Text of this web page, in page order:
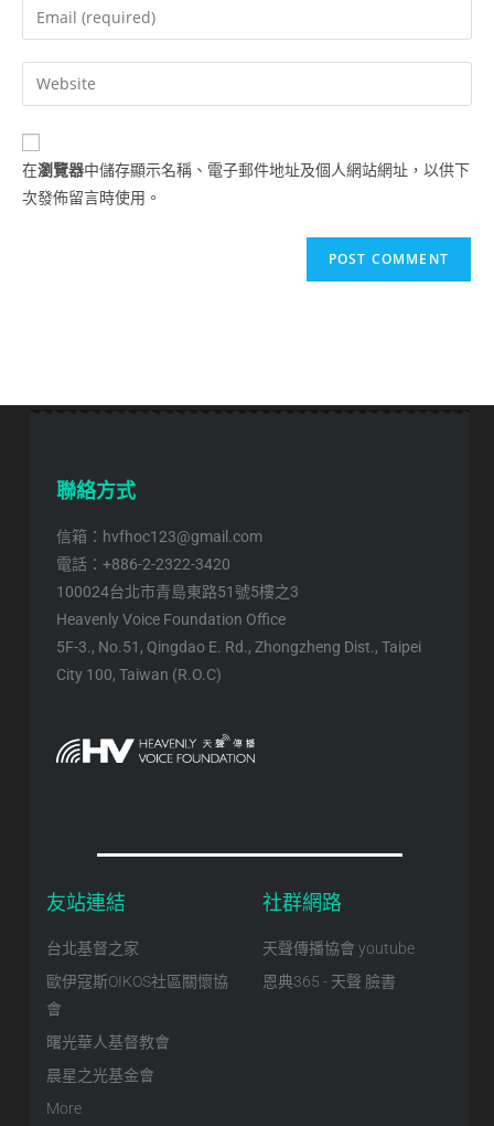
在瀏覽器中儲存顯示名稱、電子郵件地址及個人網站網址，以供下
次發佈留言時使用。
聯絡方式
信箱：hvfhoc123@gmail.com
電話：+886-2-2322-3420
100024台北市青島東路51號5樓之3
Heavenly Voice Foundation Office
5F-3., No.51, Qingdao E. Rd., Zhongzheng Dist., Taipei
City 100, Taiwan (R.O.C)
友站連結
台北基督之家
歐伊寇斯OIKOS社區關懷協
會
曙光華人基督教會
晨星之光基金會
More
社群網路
天聲傳播協會 youtube
恩典365 - 天聲 臉書